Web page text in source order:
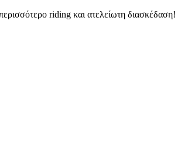
riding και ατελείωτη διασκέδαση!